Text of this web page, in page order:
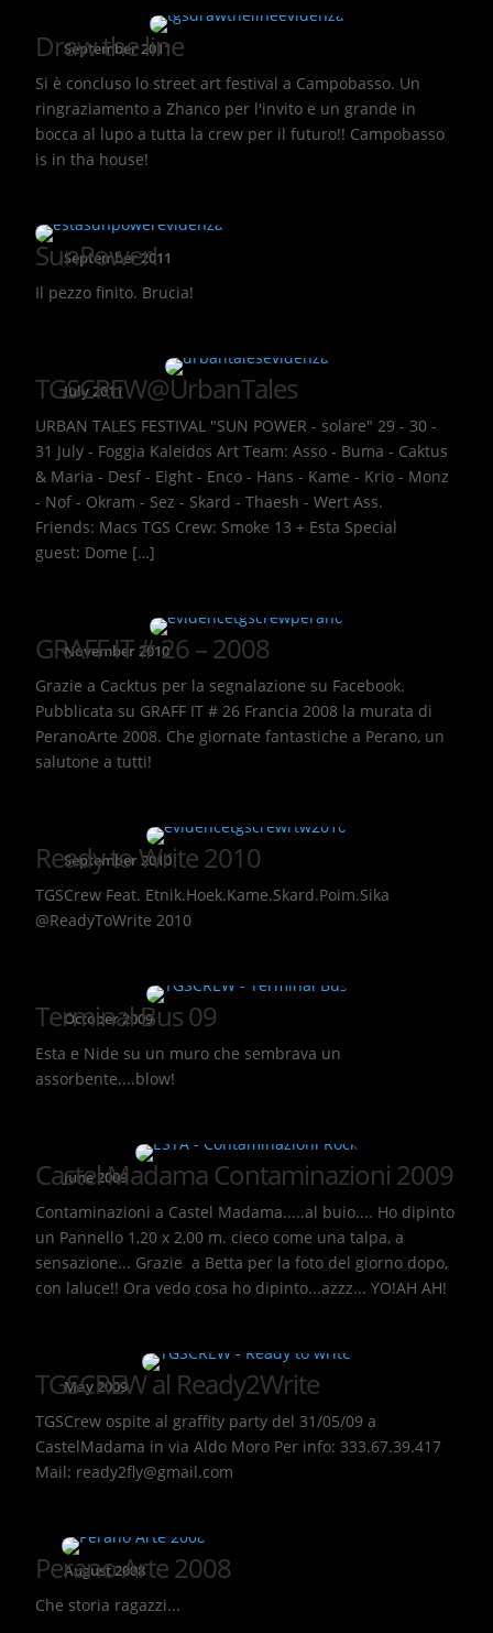
September 2011
Draw the line
Si è concluso lo street art festival a Campobasso. Un
ringraziamento a Zhanco per l'invito e un grande in
bocca al lupo a tutta la crew per il futuro!! Campobasso
is in tha house!
September 2011
SunPower!
Il pezzo finito. Brucia!
July 2011
TGSCREW@UrbanTales
URBAN TALES FESTIVAL "SUN POWER - solare" 29 - 30 -
31 July - Foggia Kaleidos Art Team: Asso - Buma - Caktus
& Maria - Desf - Eight - Enco - Hans - Kame - Krio - Monz
- Nof - Okram - Sez - Skard - Thaesh - Wert Ass.
Friends: Macs TGS Crew: Smoke 13 + Esta Special
guest: Dome […]
November 2010
GRAFF IT # 26 – 2008
Grazie a Cacktus per la segnalazione su Facebook.
Pubblicata su GRAFF IT # 26 Francia 2008 la murata di
PeranoArte 2008. Che giornate fantastiche a Perano, un
salutone a tutti!
September 2010
Ready to Write 2010
TGSCrew Feat. Etnik.Hoek.Kame.Skard.Poim.Sika
@ReadyToWrite 2010
October 2009
Terminal Bus 09
Esta e Nide su un muro che sembrava un
assorbente....blow!
June 2009
Castel Madama Contaminazioni 2009
Contaminazioni a Castel Madama.....al buio.... Ho dipinto
un Pannello 1,20 x 2,00 m. cieco come una talpa, a
sensazione... Grazie a Betta per la foto del giorno dopo,
con laluce!! Ora vedo cosa ho dipinto...azzz... YO!AH AH!
May 2009
TGSCREW al Ready2Write
TGSCrew ospite al graffity party del 31/05/09 a
CastelMadama in via Aldo Moro Per info: 333.67.39.417
Mail: ready2fly@gmail.com
August 2008
Perano Arte 2008
Che storia ragazzi...